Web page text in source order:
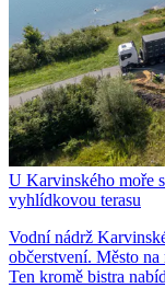
U Karvinského moře
vyhlídkovou terasu
Vodní nádrž
občerstvení. Město
Ten kromě bistra